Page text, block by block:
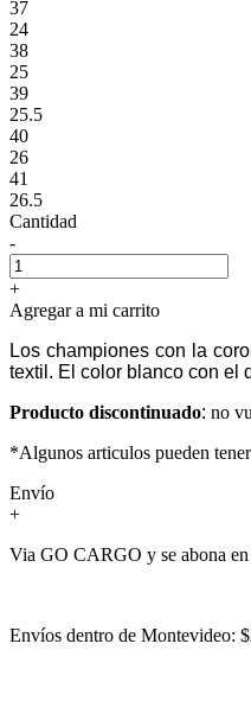
37
24
38
25
39
25.5
40
26
41
26.5
Cantidad
-
+
Agregar a mi carrito
Los championes con la
textil. El color blanco con el
Producto discontinuado: no
*Algunos articulos pueden
Envío
+
Via GO CARGO y se abona
Envíos dentro de Montevideo: